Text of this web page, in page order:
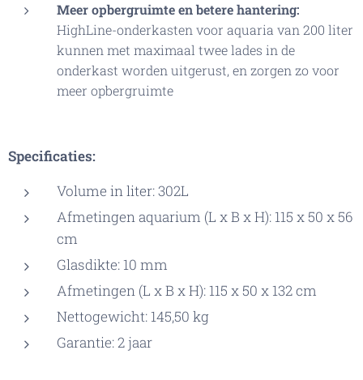
Meer opbergruimte en betere hantering:
HighLine-onderkasten voor aquaria van 200 liter
kunnen met maximaal twee lades in de
onderkast worden uitgerust, en zorgen zo voor
meer opbergruimte
Specificaties:
Volume in liter: 302L
Afmetingen aquarium (L x B x H): 115 x 50 x 56
cm
Glasdikte: 10 mm
Afmetingen (L x B x H): 115 x 50 x 132 cm
Nettogewicht: 145,50 kg
Garantie: 2 jaar